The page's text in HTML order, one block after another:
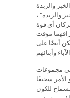
والزبدة
والزبدة" ،
أي قوة
مؤقت
أيضًا على
في مجموعات
سخيفًا
للكون